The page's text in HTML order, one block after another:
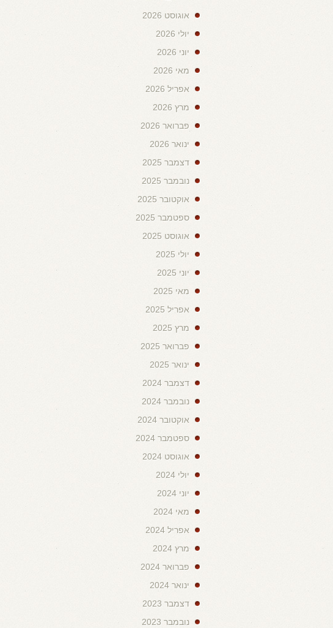
אוגוסט 2026
יולי 2026
יוני 2026
מאי 2026
אפריל 2026
מרץ 2026
פברואר 2026
ינואר 2026
דצמבר 2025
נובמבר 2025
אוקטובר 2025
ספטמבר 2025
אוגוסט 2025
יולי 2025
יוני 2025
מאי 2025
אפריל 2025
מרץ 2025
פברואר 2025
ינואר 2025
דצמבר 2024
נובמבר 2024
אוקטובר 2024
ספטמבר 2024
אוגוסט 2024
יולי 2024
יוני 2024
מאי 2024
אפריל 2024
מרץ 2024
פברואר 2024
ינואר 2024
דצמבר 2023
נובמבר 2023